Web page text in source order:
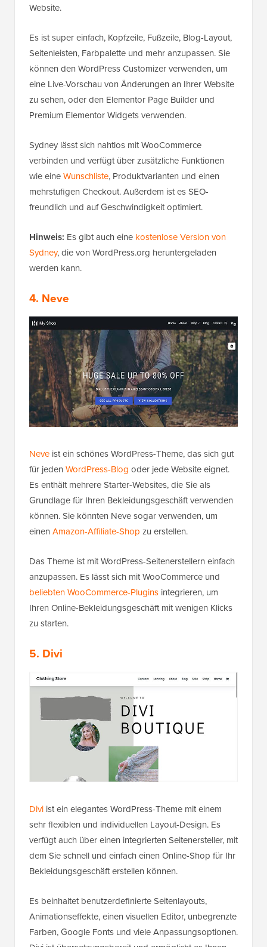
Website.
Es ist super einfach, Kopfzeile, Fußzeile, Blog-Layout,
Seitenleisten, Farbpalette und mehr anzupassen. Sie
können den WordPress Customizer verwenden, um
eine Live-Vorschau von Änderungen an Ihrer Website
zu sehen, oder den Elementor Page Builder und
Premium Elementor Widgets verwenden.
Sydney lässt sich nahtlos mit WooCommerce
verbinden und verfügt über zusätzliche Funktionen
wie eineWunschliste, Produktvarianten und einen
mehrstufigen Checkout. Außerdem ist es SEO-
freundlich und auf Geschwindigkeit optimiert.
Hinweis: Es gibt auch eine kostenlose Version von
Sydney, die von WordPress.org heruntergeladen
werden kann.
4. Neve
Neve ist ein schönes WordPress-Theme, das sich gut
für jeden WordPress-Blog oder jede Website eignet.
Es enthält mehrere Starter-Websites, die Sie als
Grundlage für Ihren Bekleidungsgeschäft verwenden
können. Sie könnten Neve sogar verwenden, um
einen Amazon-Affiliate-Shop zu erstellen.
Das Theme ist mit WordPress-Seitenerstellern einfach
anzupassen. Es lässt sich mit WooCommerce und
beliebten WooCommerce-Plugins integrieren, um
Ihren Online-Bekleidungsgeschäft mit wenigen Klicks
zu starten.
5. Divi
Divi ist ein elegantes WordPress-Theme mit einem
sehr flexiblen und individuellen Layout-Design. Es
verfügt auch über einen integrierten Seitenersteller, mit
dem Sie schnell und einfach einen Online-Shop für Ihr
Bekleidungsgeschäft erstellen können.
Es beinhaltet benutzerdefinierte Seitenlayouts,
Animationseffekte, einen visuellen Editor, unbegrenzte
Farben, Google Fonts und viele Anpassungsoptionen.